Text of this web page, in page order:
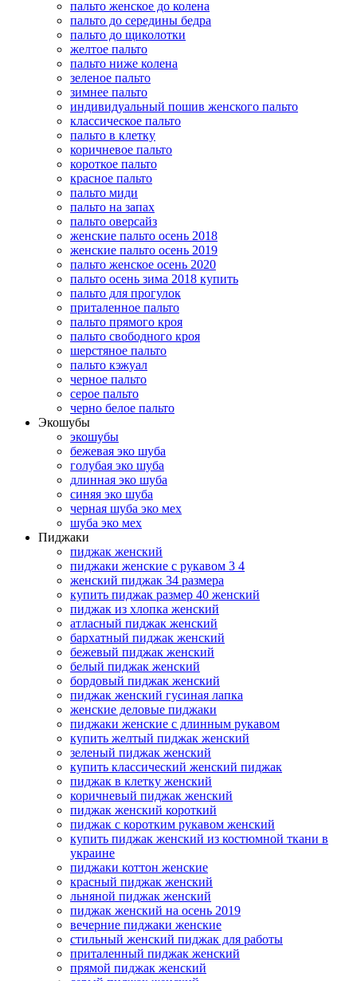
пальто женское до колена
пальто до середины бедра
пальто до щиколотки
желтое пальто
пальто ниже колена
зеленое пальто
зимнее пальто
индивидуальный пошив женского пальто
классическое пальто
пальто в клетку
коричневое пальто
короткое пальто
красное пальто
пальто миди
пальто на запах
пальто оверсайз
женские пальто осень 2018
женские пальто осень 2019
пальто женское осень 2020
пальто осень зима 2018 купить
пальто для прогулок
приталенное пальто
пальто прямого кроя
пальто свободного кроя
шерстяное пальто
пальто кэжуал
черное пальто
серое пальто
черно белое пальто
Экошубы
экошубы
бежевая эко шуба
голубая эко шуба
длинная эко шуба
синяя эко шуба
черная шуба эко мех
шуба эко мех
Пиджаки
пиджак женский
пиджаки женские с рукавом 3 4
женский пиджак 34 размера
купить пиджак размер 40 женский
пиджак из хлопка женский
атласный пиджак женский
бархатный пиджак женский
бежевый пиджак женский
белый пиджак женский
бордовый пиджак женский
пиджак женский гусиная лапка
женские деловые пиджаки
пиджаки женские с длинным рукавом
купить желтый пиджак женский
зеленый пиджак женский
купить классический женский пиджак
пиджак в клетку женский
коричневый пиджак женский
пиджак женский короткий
пиджак с коротким рукавом женский
купить пиджак женский из костюмной ткани в
украине
пиджаки коттон женские
красный пиджак женский
льняной пиджак женский
пиджак женский на осень 2019
вечерние пиджаки женские
стильный женский пиджак для работы
приталенный пиджак женский
прямой пиджак женский